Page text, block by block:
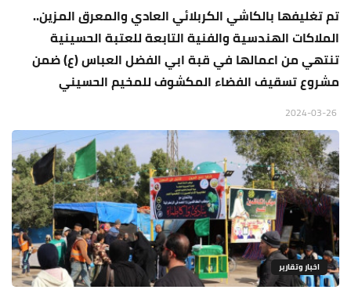
تم تغليفها بالكاشي الكربلائي العادي والمعرق المزين..
الملاكات الهندسية والفنية التابعة للعتبة الحسينية
تنتهي من اعمالها في قبة ابي الفضل العباس (ع) ضمن
مشروع تسقيف الفضاء المكشوف للمخيم الحسيني
اخبار وتقارير